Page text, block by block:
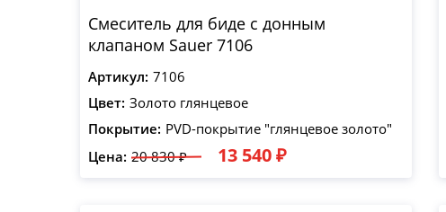
Смеситель для биде с донным
клапаном Sauer 7106
Артикул: 7106
Цвет: Золото глянцевое
Покрытие: PVD-покрытие "глянцевое золото"
Цена: 20 830 ₽ 13 540 ₽